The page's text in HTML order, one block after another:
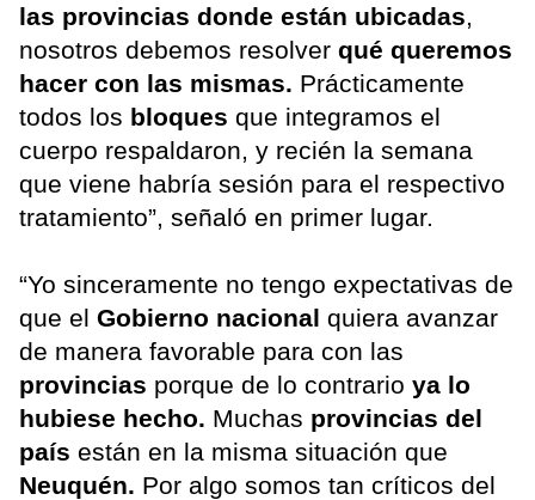
las provincias donde están ubicadas,
nosotros debemos resolver qué queremos
hacer con las mismas. Prácticamente
todos los bloques que integramos el
cuerpo respaldaron, y recién la semana
que viene habría sesión para el respectivo
tratamiento”, señaló en primer lugar.
“Yo sinceramente no tengo expectativas de
que el Gobierno nacional quiera avanzar
de manera favorable para con las
provincias porque de lo contrario ya lo
hubiese hecho. Muchas provincias del
país están en la misma situación que
Neuquén. Por algo somos tan críticos del